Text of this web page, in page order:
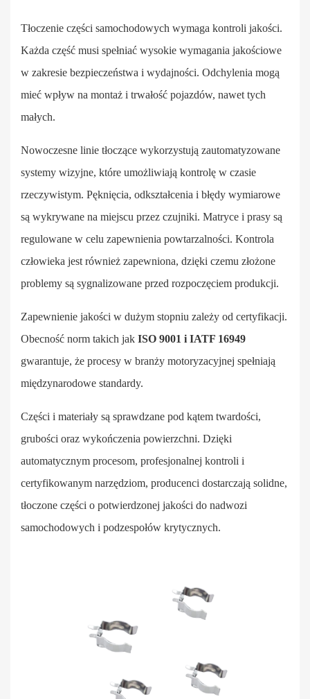
Tłoczenie części samochodowych wymaga kontroli jakości.
Każda część musi spełniać wysokie wymagania jakościowe
w zakresie bezpieczeństwa i wydajności. Odchylenia mogą
mieć wpływ na montaż i trwałość pojazdów, nawet tych
małych.
Nowoczesne linie tłoczące wykorzystują zautomatyzowane
systemy wizyjne, które umożliwiają kontrolę w czasie
rzeczywistym. Pęknięcia, odkształcenia i błędy wymiarowe
są wykrywane na miejscu przez czujniki. Matryce i prasy są
regulowane w celu zapewnienia powtarzalności. Kontrola
człowieka jest również zapewniona, dzięki czemu złożone
problemy są sygnalizowane przed rozpoczęciem produkcji.
Zapewnienie jakości w dużym stopniu zależy od certyfikacji.
Obecność norm takich jak ISO 9001 i IATF 16949
gwarantuje, że procesy w branży motoryzacyjnej spełniają
międzynarodowe standardy.
Części i materiały są sprawdzane pod kątem twardości,
grubości oraz wykończenia powierzchni. Dzięki
automatycznym procesom, profesjonalnej kontroli i
certyfikowanym narzędziom, producenci dostarczają solidne,
tłoczone części o potwierdzonej jakości do nadwozi
samochodowych i podzespołów krytycznych.